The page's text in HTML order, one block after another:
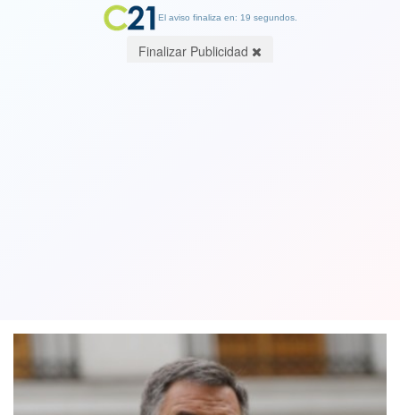
El aviso finaliza en: 19 segundos.
Finalizar Publicidad